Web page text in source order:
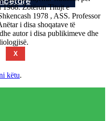
X
Zotëron Titujt e
1978 , ASS. Professor
i disa shoqatave të
autor i disa publikimeve dhe
këtu.